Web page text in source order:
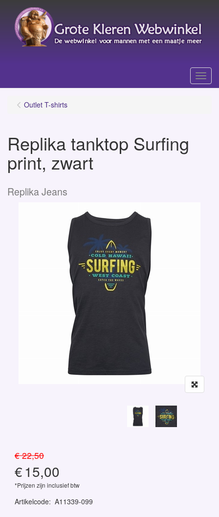
Menu
Outlet T-shirts
Replika tanktop Surfing
print, zwart
Replika Jeans
€ 22,50
€15,00
*Prijzen zijn inclusief btw
Artikelcode: A11339-099